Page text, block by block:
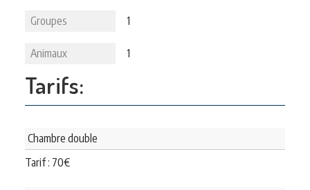
Groupes 1
Animaux 1
Tarifs:
Chambre double
Tarif : 70€